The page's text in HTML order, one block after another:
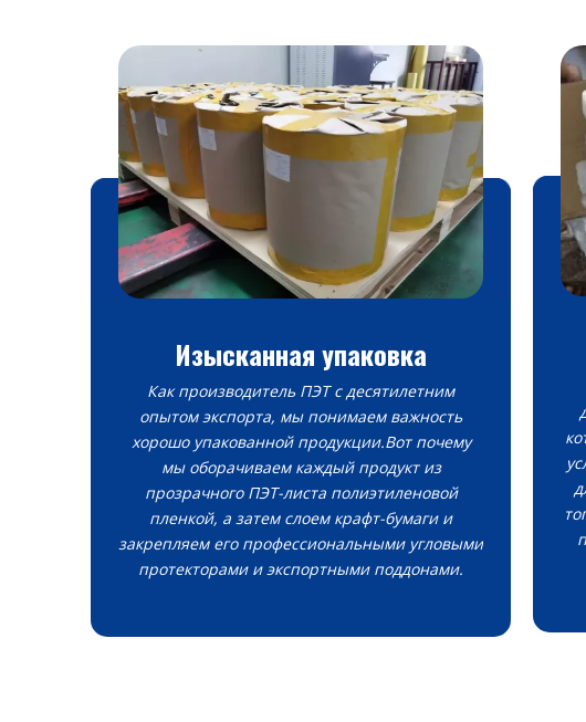
Изысканная упаковка
Как производитель ПЭТ с десятилетним
опытом экспорта, мы понимаем важность
хорошо упакованной продукции.Вот почему
мы оборачиваем каждый продукт из
прозрачного ПЭТ-листа полиэтиленовой
пленкой, а затем слоем крафт-бумаги и
закрепляем его профессиональными угловыми
протекторами и экспортными поддонами.